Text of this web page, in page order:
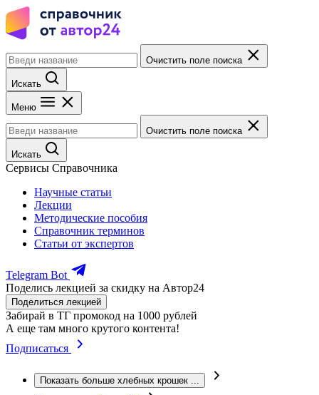
Очистить поле поиска
Искать
Меню
Очистить поле поиска
Искать
Сервисы Справочника
Научные статьи
Лекции
Методические пособия
Справочник терминов
Статьи от экспертов
Telegram Bot
Поделись лекцией за скидку на Автор24
Поделиться лекцией
Забирай в ТГ промокод на 1000 рублей
А еще там много крутого контента!
Подписаться
Показать больше хлебных крошек ...